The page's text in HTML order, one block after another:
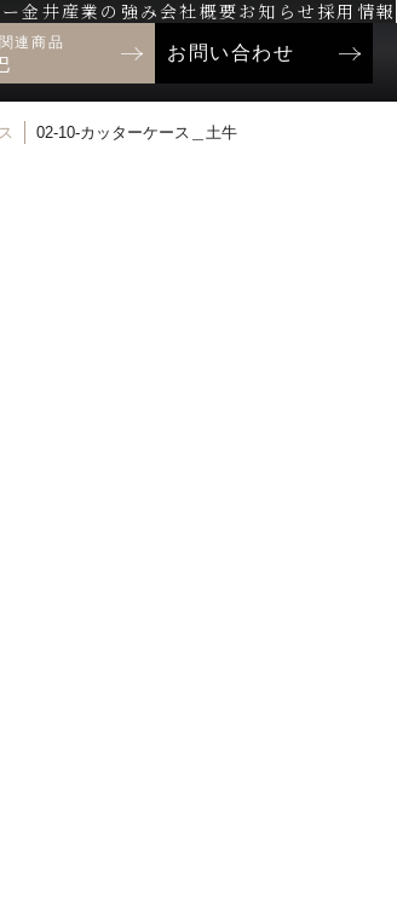
金井産業の強み 会社概要お知らせ 採用情報
連商品 お問い合わせ
02-10-カッターケース＿土牛